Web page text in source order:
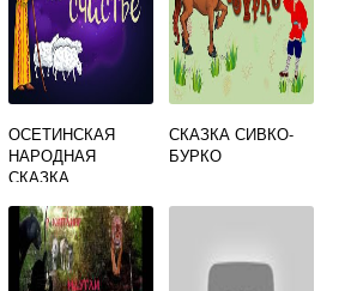
ОСЕТИНСКАЯ
НАРОДНАЯ
СКАЗКА
СКАЗКА СИВКО-
БУРКО